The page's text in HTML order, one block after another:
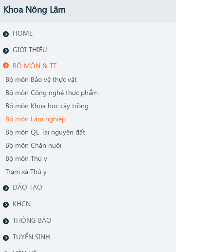
Khoa Nông Lâm
HOME
GIỚI THIỆU
BỘ MÔN & TT
Bộ môn Bảo vệ thực vật
Bộ môn Công nghệ thực phẩm
Bộ môn Khoa học cây trồng
Bộ môn Lâm nghiệp
Bộ môn QL Tài nguyên đất
Bộ môn Chăn nuôi
Bộ môn Thú y
Trạm xá Thú y
ĐÀO TẠO
KHCN
THÔNG BÁO
TUYỂN SINH